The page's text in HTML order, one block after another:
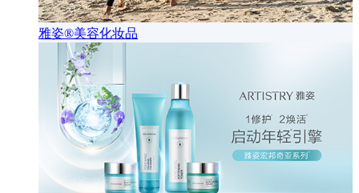
雅姿®美容化妆品